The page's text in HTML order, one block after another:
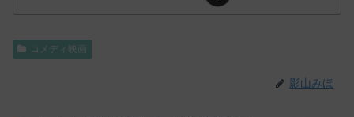
コメディ映画
影山みほ